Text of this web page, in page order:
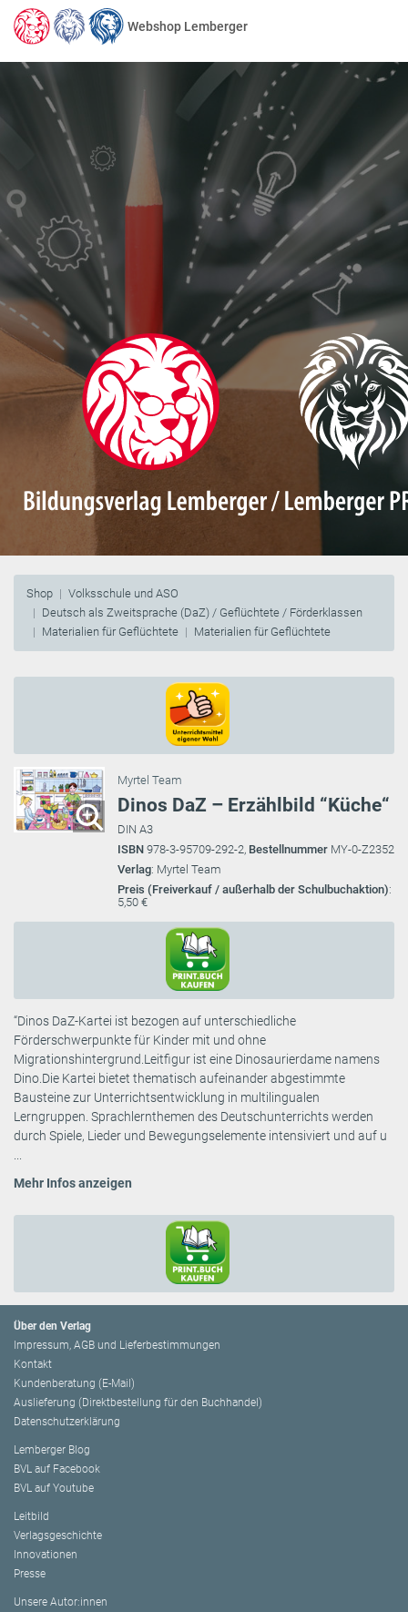
Webshop Lemberger
Shop
Volksschule und ASO
Deutsch als Zweitsprache (DaZ) / Geflüchtete / Förderklassen
Materialien für Geflüchtete
Materialien für Geflüchtete
Myrtel Team
Dinos DaZ – Erzählbild “Küche“
DIN A3
ISBN 978-3-95709-292-2, Bestellnummer MY-0-Z2352
Verlag: Myrtel Team
Preis (Freiverkauf / außerhalb der Schulbuchaktion):
5,50 €
“Dinos DaZ-Kartei ist bezogen auf unterschiedliche
Förderschwerpunkte für Kinder mit und ohne
Migrationshintergrund.Leitfigur ist eine Dinosaurierdame namens
Dino.Die Kartei bietet thematisch aufeinander abgestimmte
Bausteine zur Unterrichtsentwicklung in multilingualen
Lerngruppen. Sprachlernthemen des Deutschunterrichts werden
durch Spiele, Lieder und Bewegungselemente intensiviert und auf u
Mehr Infos anzeigen
Über den Verlag
Impressum, AGB und Lieferbestimmungen
Kontakt
Kundenberatung (E-Mail)
Auslieferung (Direktbestellung für den Buchhandel)
Datenschutzerklärung
Lemberger Blog
BVL auf Facebook
BVL auf Youtube
Leitbild
Verlagsgeschichte
Innovationen
Presse
Unsere Autor:innen